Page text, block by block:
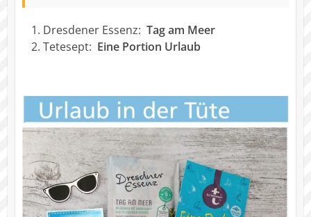
Dresdener Essenz: Tag am Meer
Tetesept: Eine Portion Urlaub